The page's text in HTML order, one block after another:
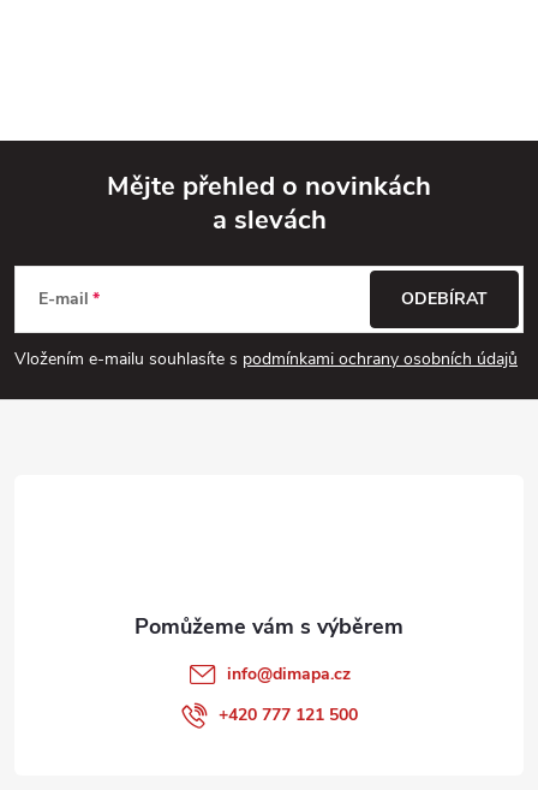
p
a
Mějte přehled o novinkách
a slevách
E-mail
Vložením e-mailu souhlasíte s podmínkami ochrany osobních údajů
ODEBÍRAT
info@dimapa.cz
+420 777 121 500